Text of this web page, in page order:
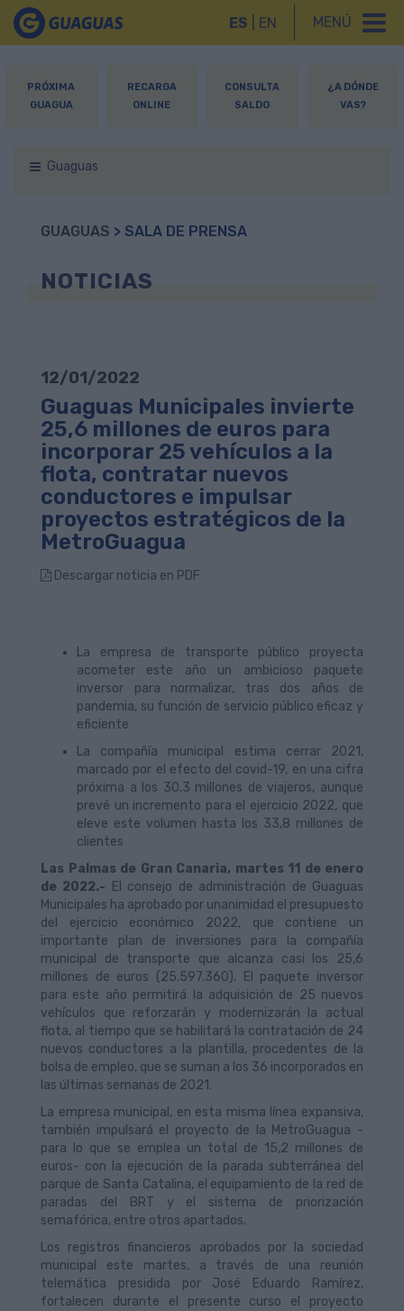
MENÚ
ES EN
PRÓXIMA
GUAGUA
RECARGA
ONLINE
CONSULTA
SALDO
¿A DÓNDE
VAS?
Guaguas
GUAGUAS > SALA DE PRENSA
NOTICIAS
12/01/2022
Guaguas Municipales invierte
25,6 millones de euros para
incorporar 25 vehículos a la
flota, contratar nuevos
conductores e impulsar
proyectos estratégicos de la
MetroGuagua
Descargar noticia en PDF
La empresa de transporte público proyecta
acometer este año un ambicioso paquete
inversor para normalizar, tras dos años de
pandemia, su función de servicio público eficaz y
eficiente
La compañía municipal estima cerrar 2021,
marcado por el efecto del covid-19, en una cifra
próxima a los 30,3 millones de viajeros, aunque
prevé un incremento para el ejercicio 2022, que
eleve este volumen hasta los 33,8 millones de
clientes
Las Palmas de Gran Canaria, martes 11 de enero
de 2022.- El consejo de administración de Guaguas
Municipales ha aprobado por unanimidad el presupuesto
del ejercicio económico 2022, que contiene un
importante plan de inversiones para la compañía
municipal de transporte que alcanza casi los 25,6
millones de euros (25.597.360). El paquete inversor
para este año permitirá la adquisición de 25 nuevos
vehículos que reforzarán y modernizarán la actual
flota, al tiempo que se habilitará la contratación de 24
nuevos conductores a la plantilla, procedentes de la
bolsa de empleo, que se suman a los 36 incorporados en
las últimas semanas de 2021.
La empresa municipal, en esta misma línea expansiva,
también impulsará el proyecto de la MetroGuagua -
para lo que se emplea un total de 15,2 millones de
euros- con la ejecución de la parada subterránea del
parque de Santa Catalina, el equipamiento de la red de
paradas del BRT y el sistema de priorización
semafórica, entre otros apartados.
Los registros financieros aprobados por la sociedad
municipal este martes, a través de una reunión
telemática presidida por José Eduardo Ramírez,
fortalecen durante el presente curso el proyecto